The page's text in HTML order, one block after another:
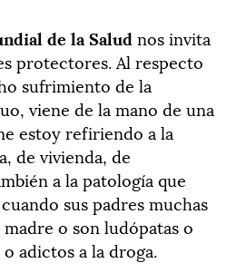
de la Salud nos invita
protectores. Al respecto
sufrimiento de la
viene de la mano de una
estoy refiriendo a la
de vivienda, de
a la patología que
sus padres muchas
o son ludópatas o
adictos a la droga.